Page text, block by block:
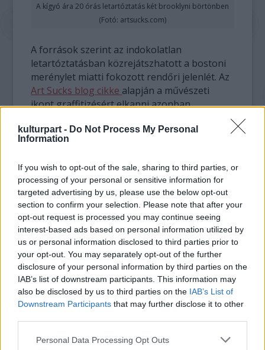
kulturpart - Do Not Process My Personal
Information
If you wish to opt-out of the sale, sharing to third parties, or
processing of your personal or sensitive information for
targeted advertising by us, please use the below opt-out
section to confirm your selection. Please note that after your
opt-out request is processed you may continue seeing
interest-based ads based on personal information utilized by
us or personal information disclosed to third parties prior to
your opt-out. You may separately opt-out of the further
disclosure of your personal information by third parties on the
IAB’s list of downstream participants. This information may
also be disclosed by us to third parties on the IAB’s List of
Downstream Participants that may further disclose it to other
Please note that this website/app uses one or more Google
Personal Data Processing Opt Outs
A kígyó ára 20 órás letartóztatás két brooklyni börtönben
(Fotó: artsucks.com)
A források szerint az indokolatlan
letartóztatásban közrejátszhatott a bostoni
merénylet miatti fokozott rendőri jelenlét. Az
Art Sucks blog cikke alapján a művészeti
ikont graffitizésért elkapni azonban
füvezésért rácsok mögé csukni.
Scharf a korosodó Andy Warhollal együtt
meghatározó alakjai voltak a New York-i
művészeti szcénának. Warhollal ellentétben a
két fiatalabb alkotó viszont nemcsak a
galériákban, hanem az utcákon is hoztak
létre műveket. Az idén 55 éves Scharf
továbbra is mindkét megjelenési felületet
használja, annak ellenére, hogy már nem a
fiatalabb generációhoz tartozik.